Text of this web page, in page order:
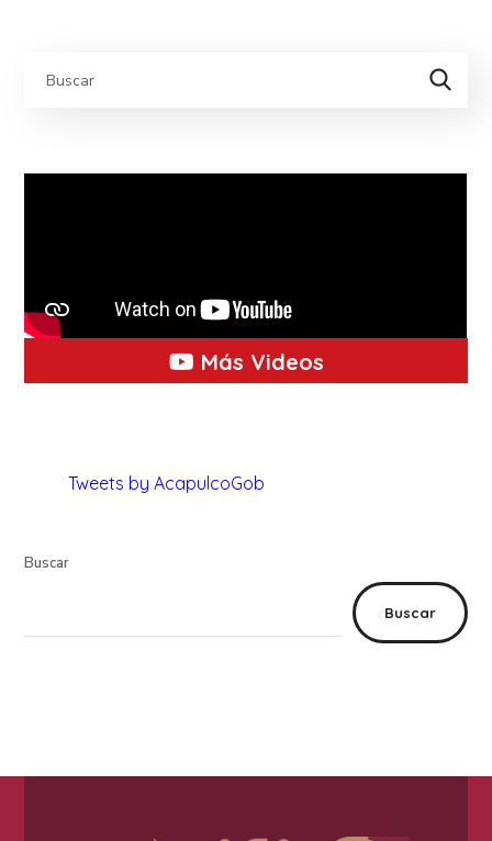
Más Videos
Tweets by AcapulcoGob
Buscar
Buscar